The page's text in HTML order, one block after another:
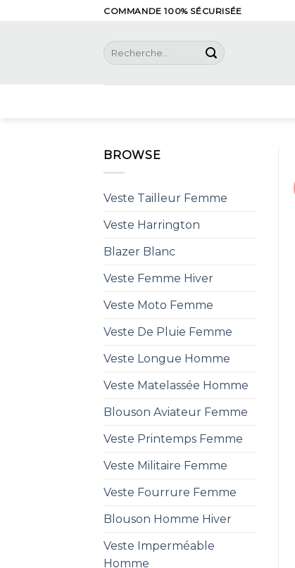
COMMANDE 100% SÉCURISÉE
Recherche
pour :
BROWSE
Veste Tailleur Femme
Veste Harrington
Blazer Blanc
Veste Femme Hiver
Veste Moto Femme
Veste De Pluie Femme
Veste Longue Homme
Veste Matelassée Homme
Blouson Aviateur Femme
Veste Printemps Femme
Veste Militaire Femme
Veste Fourrure Femme
Blouson Homme Hiver
Veste Imperméable
Homme